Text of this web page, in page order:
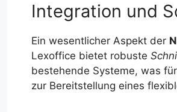
Integration und
Ein wesentlicher Aspekt der
Lexoffice bietet robuste
bestehende Systeme, was
zur Bereitstellung eines